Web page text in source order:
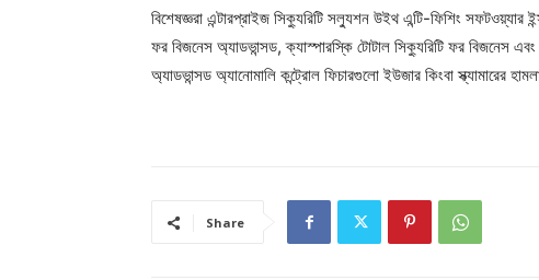
বিশেষজ্ঞরা এন্টারপ্রাইজ সিক্যুরিটি সল্যুশন উইথ এন্টি-ফিশিং সফটওয়্যার
ফর বিজনেস অ্যাডভান্সড, ক্যাস্পারস্কি টোটাল সিক্যুরিটি ফর বিজনেস
অ্যাডভান্সড অ্যানোমালি কন্ট্রোল ফিচারগুলো ইউজার কিংবা স্ক্যামারের
Share